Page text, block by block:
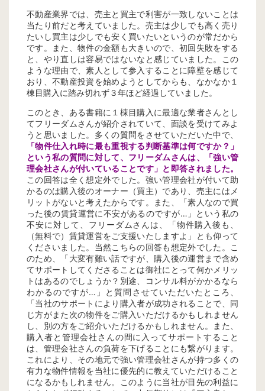
不動産業界では、売主と買主で利害が一致しないことは
当たり前だと考えていました。売主は少しでも高く売り
たいし買主は少しでも安く買いたいというのが常だから
です。また、物件の金額も大きいので、初回失敗をする
と、やり直しは容易ではないなと感じていました。この
ような理由で、素人として参入することに障壁を感じて
おり、不動産投資を始めようとしてからも、なかなか１
棟目購入に踏み切れず３年ほど経過していました。
このとき、ある書籍に１棟目購入に最適な業者さんとし
てフリーダムさんが紹介されていて、面談を受けてみよ
うと思いました。多くの質問をさせていただいた中で、
「物件仕入れ時に最も重視する判断基準は何ですか？」
という私の質問に対して、フリーダムさんは、「強い管
理会社さんが付いていることです」と即答されました。
この回答は全く想定外でした。強い管理会社が付いて助
かるのは購入後のオーナー（買主）であり、売主にはメ
リットがないと考えたからです。また、「素人なので買
った後の賃貸運営に不安があるのですが…」という私の
不安に対して、フリーダムさんは、「物件購入後も、
（無料で）賃貸運営をご支援いたしますよ」とも仰って
くださいました。当然こちらの回答も想定外でした。こ
のため、「大変有難い話ですが、購入後の運営まで含め
てサポートしてくださることは御社にとって何かメリッ
トはあるのでしょうか？別途、コンサル料がかかるなら
わかるのですが…」と質問させていただいたところ、
「当社のサポートにより購入者が成功されることで、同
じ方がまた次の物件をご購入いただけるかもしれません
し、別の方をご紹介いただけるかもしれません。また、
購入者と管理会社さんの間に入ってサポートすること
は、管理会社さんの負荷を下げることにも繋がります。
これにより、その地元で強い管理会社さんが持つ多くの
有力な物件情報を当社に優先的に教えていただけること
になるかもしれません。このように当社が目先の利益に